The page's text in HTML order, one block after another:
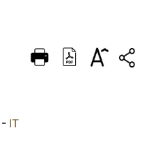
DEUTSCH
- IT